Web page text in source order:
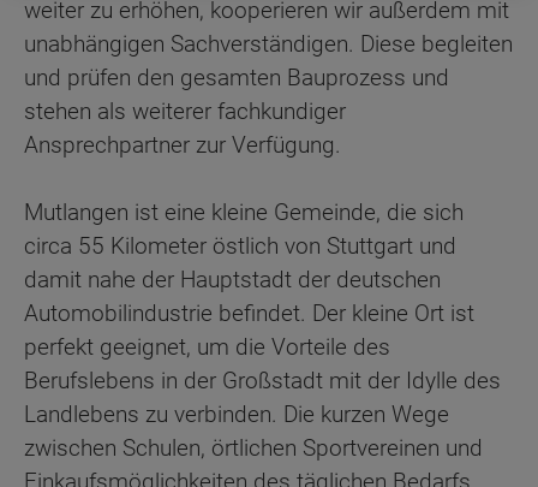
weiter zu erhöhen, kooperieren wir außerdem mit
unabhängigen Sachverständigen. Diese begleiten
und prüfen den gesamten Bauprozess und
stehen als weiterer fachkundiger
Ansprechpartner zur Verfügung.
Mutlangen ist eine kleine Gemeinde, die sich
circa 55 Kilometer östlich von Stuttgart und
damit nahe der Hauptstadt der deutschen
Automobilindustrie befindet. Der kleine Ort ist
perfekt geeignet, um die Vorteile des
Berufslebens in der Großstadt mit der Idylle des
Landlebens zu verbinden. Die kurzen Wege
zwischen Schulen, örtlichen Sportvereinen und